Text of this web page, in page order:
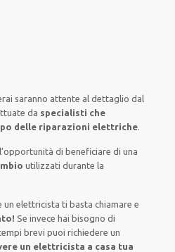
saranno attente al dettaglio dal
da specialisti che
delle riparazioni elettriche.
l’opportunità di beneficiare di una
utilizzati durante la
un elettricistati basta chiamare e
Se invece hai bisogno di
brevi puoi richiedere un
un elettricista a casa tua